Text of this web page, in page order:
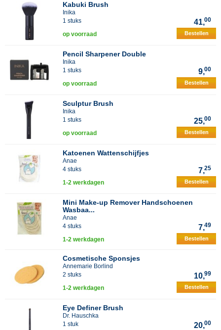
Kabuki Brush
Inika
1 stuks
41,00
op voorraad Bestellen
Pencil Sharpener Double
Inika
1 stuks
9,00
op voorraad Bestellen
Sculptur Brush
Inika
1 stuks
25,00
op voorraad Bestellen
Katoenen Wattenschijfjes
Anae
4 stuks
7,25
1-2 werkdagen Bestellen
Mini Make-up Remover Handschoenen
Wasbaa...
Anae
4 stuks
7,49
1-2 werkdagen Bestellen
Cosmetische Sponsjes
Annemarie Borlind
2 stuks
10,99
1-2 werkdagen Bestellen
Eye Definer Brush
Dr. Hauschka
1 stuk
20,00